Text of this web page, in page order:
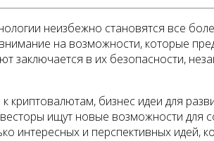
неизбежно становятся все
на возможности, которые
заключается в их безопасности,
криптовалютам, бизнес идеи для
ищут новые возможности для
интересных и перспективных